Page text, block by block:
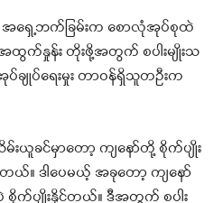
အရှေ့ဘက်ခြမ်းက စောလုံအုပ်စုထဲ
အထွက်နှုန်း တိုးဖို့အတွက် စပါးမျိုးသ
ျုပ်ရေးမှုး တာဝန်ရှိသူတဦးက
ယူခင်မှာတော့ ကျနော်တို့ စိုက်ပျိုး
ယ်။ ဒါပေမယ့် အခုတော့ ကျနော်
စိုက်ပျိုးနိုင်တယ်။ ဒီအတွက် စပါး